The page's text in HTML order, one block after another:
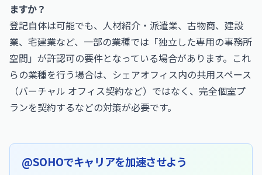
ますか？
登記自体は可能でも、人材紹介・派遣業、古物商、建設
業、宅建業など、一部の業種では「独立した専用の事務所
空間」が許認可の要件となっている場合があります。これ
らの業種を行う場合は、シェアオフィス内の共用スペース
（バーチャル オフィス契約など）ではなく、完全個室プ
ランを契約するなどの対策が必要です。
@SOHOでキャリアを加速させよう